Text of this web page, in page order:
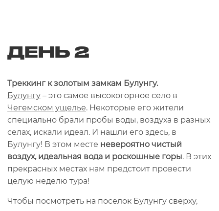
ДЕНЬ 2
Треккинг к золотым замкам Булунгу.
Булунгу – это самое высокогорное село в
Чегемском ущелье. Некоторые его жители
специально брали пробы воды, воздуха в разных
селах, искали идеал. И нашли его здесь, в
Булунгу! В этом месте невероятно чистый
воздух, идеальная вода и роскошные горы. В этих
прекрасных местах нам предстоит провести
целую неделю тура!
Чтобы посмотреть на поселок Булунгу сверху,